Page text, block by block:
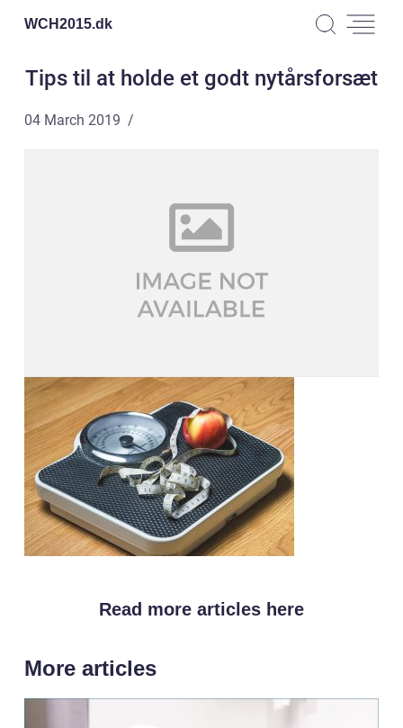
WCH2015.dk
Tips til at holde et godt nytårsforsæt
04 March 2019
Read more articles here
More articles